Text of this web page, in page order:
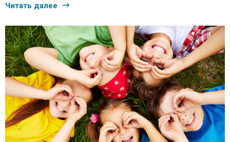
Читать далее